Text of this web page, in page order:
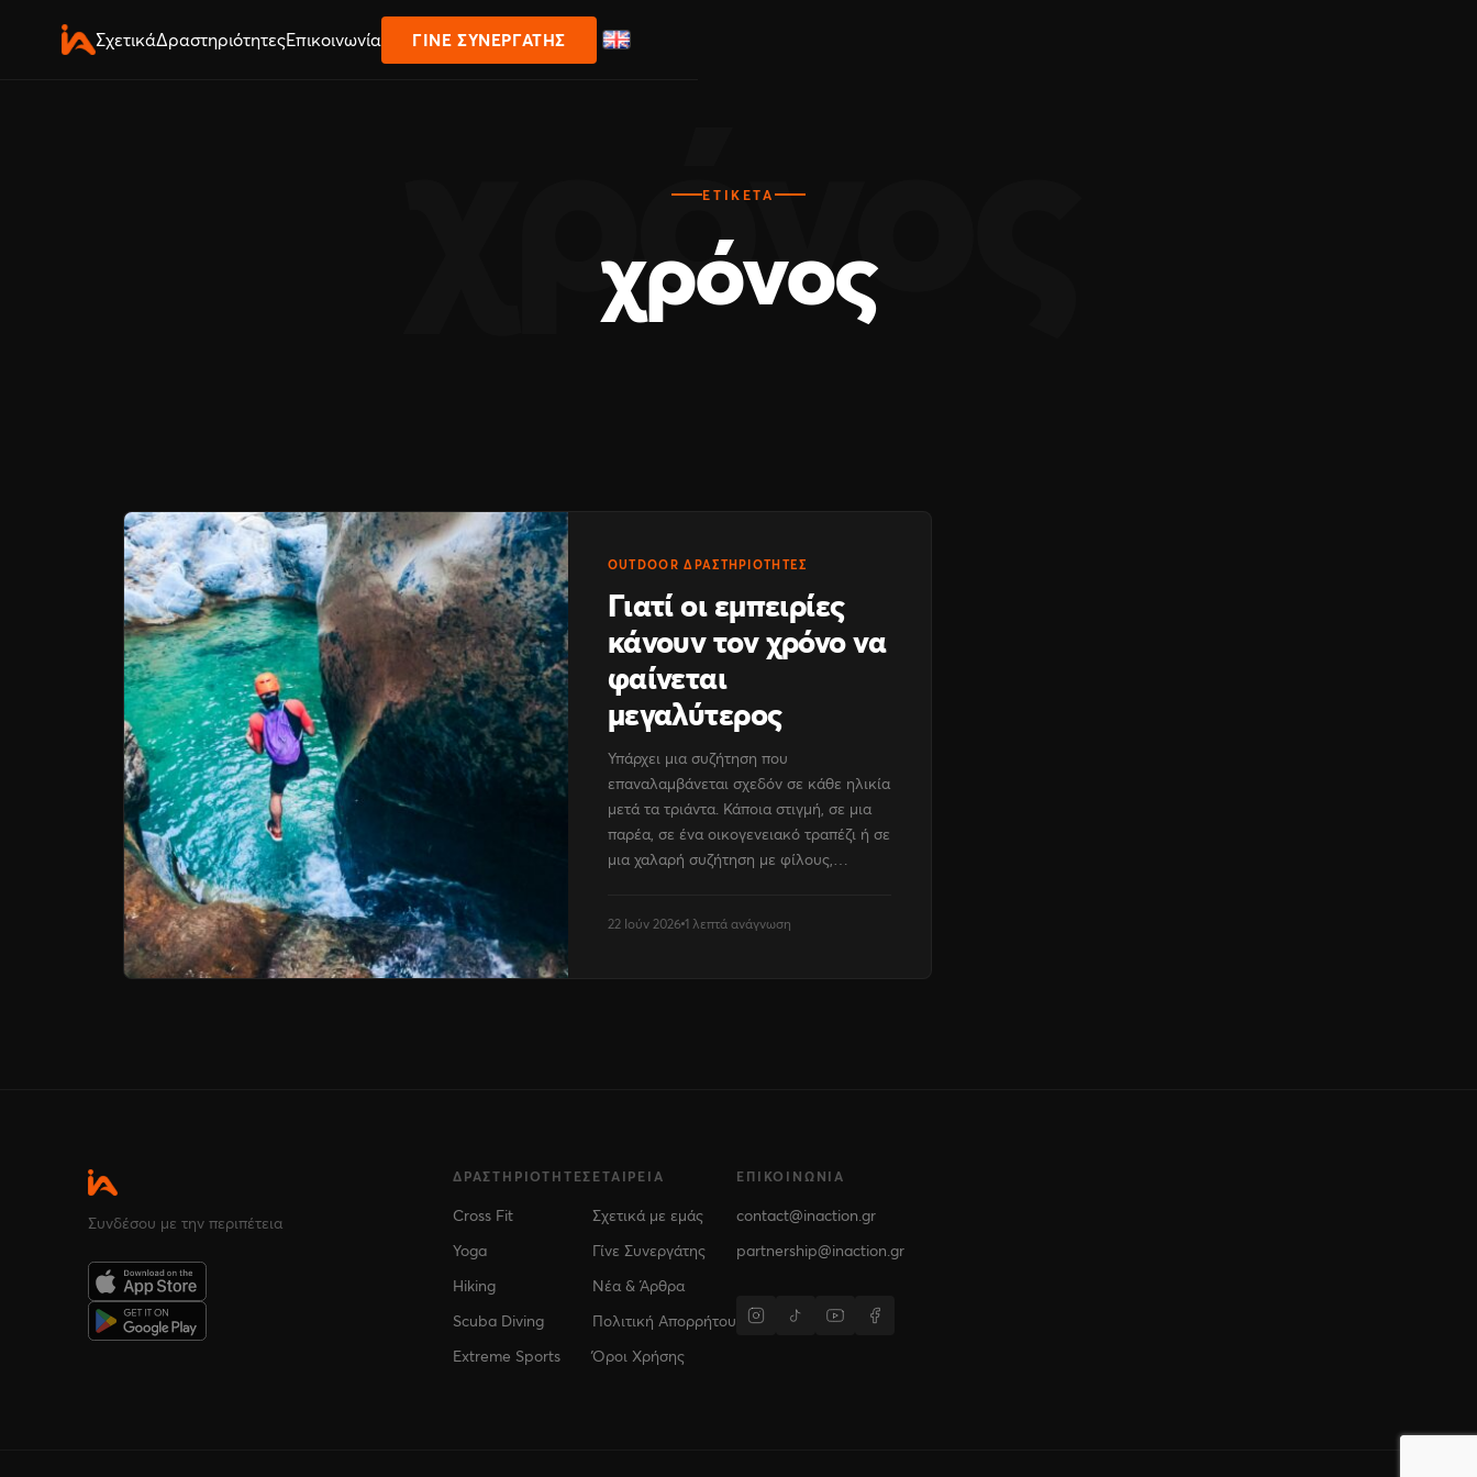
ΣχετικάΔραστηριότητεςΕπικοινωνία ΓΊΝΕ ΣΥΝΕΡΓΆΤΗΣ
ΕΤΙΚΈΤΑ
χρόνος
OUTDOOR ΔΡΑΣΤΗΡΙΌΤΗΤΕΣ
Γιατί οι εμπειρίες
κάνουν τον χρόνο να
φαίνεται
μεγαλύτερος
Υπάρχει μια συζήτηση που
επαναλαμβάνεται σχεδόν σε κάθε ηλικία
μετά τα τριάντα. Κάποια στιγμή, σε μια
παρέα, σε ένα οικογενειακό τραπέζι ή σε
μια χαλαρή συζήτηση με φίλους,…
22 Ιούν 2026 1 λεπτά ανάγνωση
Συνδέσου με την περιπέτεια
ΔΡΑΣΤΗΡΙΌΤΗΤΕΣ
Cross Fit
Yoga
Hiking
Scuba Diving
Extreme Sports
ΕΤΑΙΡΕΊΑ
Σχετικά με εμάς
Γίνε Συνεργάτης
Νέα & Άρθρα
Πολιτική Απορρήτου
Όροι Χρήσης
ΕΠΙΚΟΙΝΩΝΊΑ
contact@inaction.gr
partnership@inaction.gr